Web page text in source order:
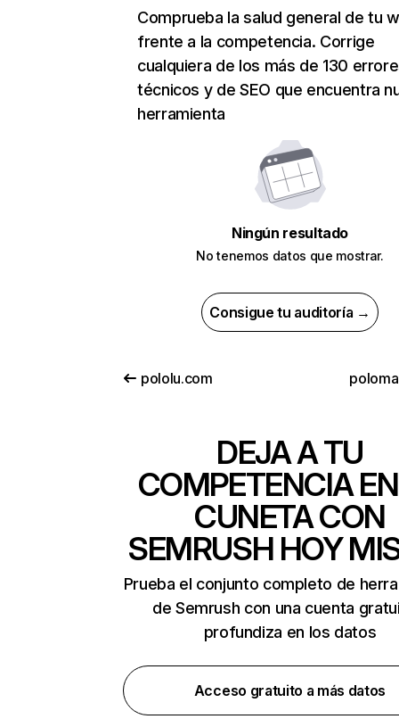
Comprueba la salud general de tu
frente a la competencia. Corrige
cualquiera de los más de 130
técnicos y de SEO que encuentra
herramienta
Ningún resultado
No tenemos datos que mostrar.
Consigue tu auditoría →
pololu.com
DEJA A TU
COMPETENCIA
CUNETA CON
SEMRUSH HOY
Prueba el conjunto completo de
de Semrush con una cuenta
profundiza en los datos
Acceso gratuito a más datos